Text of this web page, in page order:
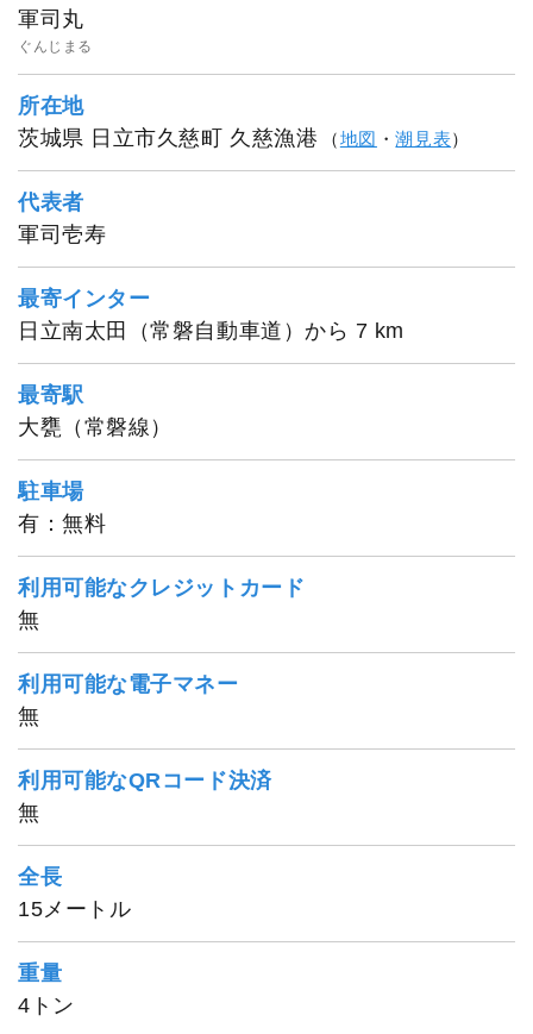
軍司丸
ぐんじまる
所在地
茨城県 日立市久慈町 久慈漁港
（地図 ・潮見表）
代表者
軍司壱寿
最寄インター
日立南太田（常磐自動車道）から 7 km
最寄駅
大甕（常磐線）
駐車場
有：無料
利用可能なクレジットカード
無
利用可能な電子マネー
無
利用可能なQRコード決済
無
全長
15メートル
重量
4トン